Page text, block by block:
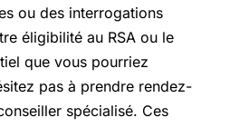
ou des interrogations
éligibilité au RSA ou le
que vous pourriez
pas à prendre rendez-
spécialisé. Ces